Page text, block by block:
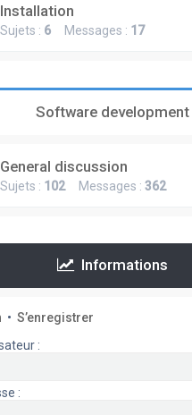
Installation
Sujets : 6 Messages : 17
Software development
General discussion
Sujets : 102Messages : 362
Informations
• S’enregistrer
:
: